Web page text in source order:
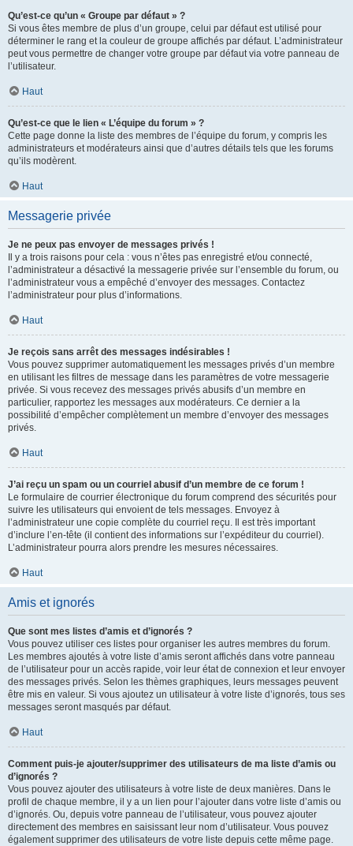
Qu’est-ce qu’un « Groupe par défaut » ?
Si vous êtes membre de plus d’un groupe, celui par défaut est utilisé pour
déterminer le rang et la couleur de groupe affichés par défaut. L’administrateur
peut vous permettre de changer votre groupe par défaut via votre panneau de
l’utilisateur.
Haut
Qu’est-ce que le lien « L’équipe du forum » ?
Cette page donne la liste des membres de l’équipe du forum, y compris les
administrateurs et modérateurs ainsi que d’autres détails tels que les forums
qu’ils modèrent.
Haut
Messagerie privée
Je ne peux pas envoyer de messages privés !
Il y a trois raisons pour cela : vous n’êtes pas enregistré et/ou connecté,
l’administrateur a désactivé la messagerie privée sur l’ensemble du forum, ou
l’administrateur vous a empêché d’envoyer des messages. Contactez
l’administrateur pour plus d’informations.
Haut
Je reçois sans arrêt des messages indésirables !
Vous pouvez supprimer automatiquement les messages privés d’un membre
en utilisant les filtres de message dans les paramètres de votre messagerie
privée. Si vous recevez des messages privés abusifs d’un membre en
particulier, rapportez les messages aux modérateurs. Ce dernier a la
possibilité d’empêcher complètement un membre d’envoyer des messages
privés.
Haut
J’ai reçu un spam ou un courriel abusif d’un membre de ce forum !
Le formulaire de courrier électronique du forum comprend des sécurités pour
suivre les utilisateurs qui envoient de tels messages. Envoyez à
l’administrateur une copie complète du courriel reçu. Il est très important
d’inclure l’en-tête (il contient des informations sur l’expéditeur du courriel).
L’administrateur pourra alors prendre les mesures nécessaires.
Haut
Amis et ignorés
Que sont mes listes d’amis et d’ignorés ?
Vous pouvez utiliser ces listes pour organiser les autres membres du forum.
Les membres ajoutés à votre liste d’amis seront affichés dans votre panneau
de l’utilisateur pour un accès rapide, voir leur état de connexion et leur envoyer
des messages privés. Selon les thèmes graphiques, leurs messages peuvent
être mis en valeur. Si vous ajoutez un utilisateur à votre liste d’ignorés, tous ses
messages seront masqués par défaut.
Haut
Comment puis-je ajouter/supprimer des utilisateurs de ma liste d’amis ou
d’ignorés ?
Vous pouvez ajouter des utilisateurs à votre liste de deux manières. Dans le
profil de chaque membre, il y a un lien pour l’ajouter dans votre liste d’amis ou
d’ignorés. Ou, depuis votre panneau de l’utilisateur, vous pouvez ajouter
directement des membres en saisissant leur nom d’utilisateur. Vous pouvez
également supprimer des utilisateurs de votre liste depuis cette même page.